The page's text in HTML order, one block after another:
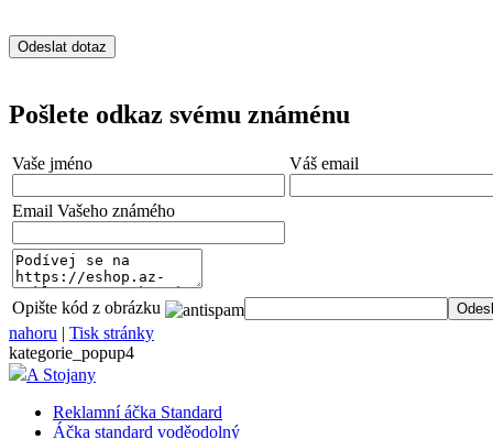
Pošlete odkaz svému známénu
Vaše jméno Váš email
Email Vašeho známého
Opište kód z obrázku
nahoru | Tisk stránky
kategorie_popup4
A Stojany
Reklamní áčka Standard
Áčka standard voděodolný